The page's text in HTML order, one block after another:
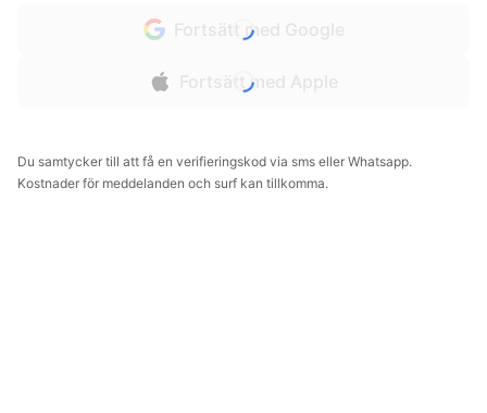
Fortsätt med Google
Fortsätt med Apple
Du samtycker till att få en verifieringskod via sms eller Whatsapp.
Kostnader för meddelanden och surf kan tillkomma.